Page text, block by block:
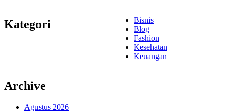
Kategori
Bisnis
Blog
Fashion
Kesehatan
Keuangan
Archive
Agustus 2026